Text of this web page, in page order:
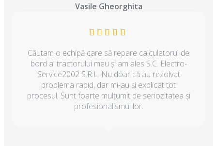
Vasile Gheorghita
Căutam o echipă care să repare calculatorul de
bord al tractorului meu și am ales S.C. Electro-
Service2002 S.R.L. Nu doar că au rezolvat
problema rapid, dar mi-au și explicat tot
procesul. Sunt foarte mulțumit de seriozitatea și
profesionalismul lor.